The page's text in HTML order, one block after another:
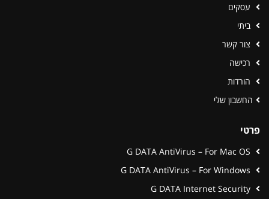
עסקים
ביתי
צור קשר
רכישה
הורדות
החשבון שלי
פרטי